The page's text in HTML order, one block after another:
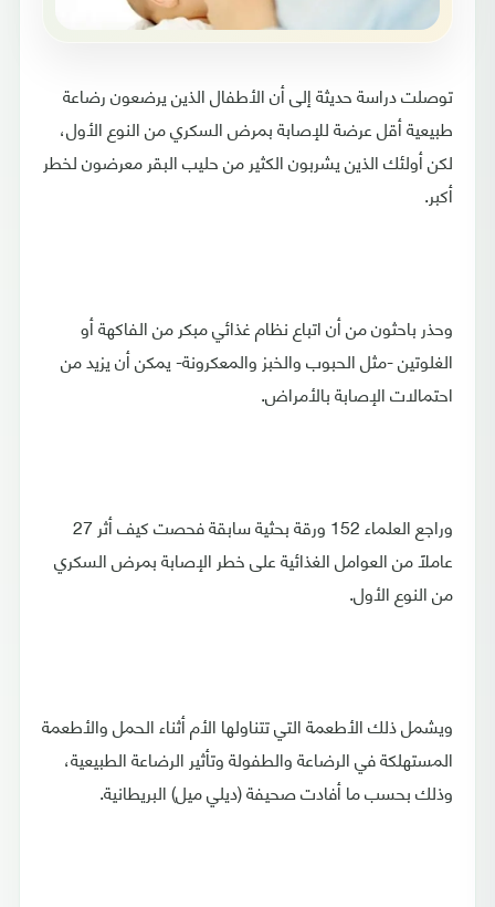
توصلت دراسة حديثة إلى أن الأطفال الذين يرضعون رضاعة
طبيعية أقل عرضة للإصابة بمرض السكري من النوع الأول،
لكن أولئك الذين يشربون الكثير من حليب البقر معرضون لخطر
أكبر.
وحذر باحثون من أن اتباع نظام غذائي مبكر من الفاكهة أو
الغلوتين -مثل الحبوب والخبز والمعكرونة- يمكن أن يزيد من
احتمالات الإصابة بالأمراض.
وراجع العلماء 152 ورقة بحثية سابقة فحصت كيف أثر 27
عاملاً من العوامل الغذائية على خطر الإصابة بمرض السكري
من النوع الأول.
ويشمل ذلك الأطعمة التي تتناولها الأم أثناء الحمل والأطعمة
المستهلكة في الرضاعة والطفولة وتأثير الرضاعة الطبيعية،
وذلك بحسب ما أفادت صحيفة (ديلي ميل) البريطانية.